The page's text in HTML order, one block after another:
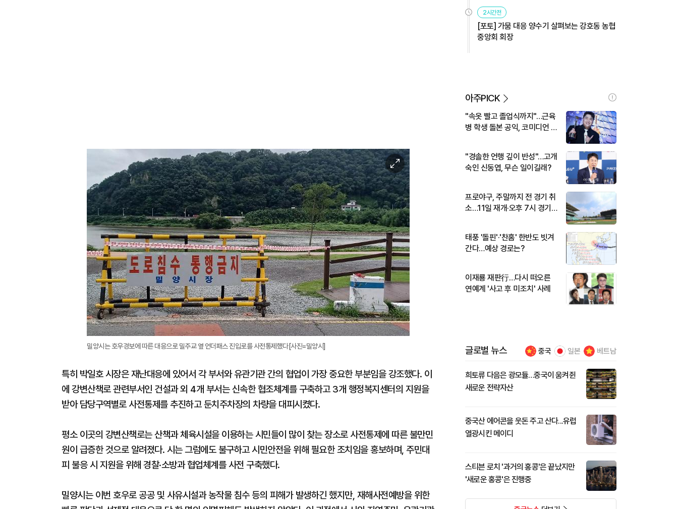
이
미
지
확
대
밀양시는 호우경보에 따른 대응으로 밀주교 옆 언더패스 진입로를 사전통제했다[사진=밀양시]
특히 박일호 시장은 재난대응에 있어서 각 부서와 유관기관 간의 협업이 가장 중요한 부분임을 강조했다. 이
에 강변산책로 관련부서인 건설과 외 4개 부서는 신속한 협조체계를 구축하고 3개 행정복지센터의 지원을
받아 담당구역별로 사전통제를 추진하고 둔치주차장의 차량을 대피시켰다.
평소 이곳의 강변산책로는 산책과 체육시설을 이용하는 시민들이 많이 찾는 장소로 사전통제에 따른 불만민
원이 급증한 것으로 알려졌다. 시는 그럼에도 불구하고 시민안전을 위해 필요한 조치임을 홍보하며, 주민대
피 불응 시 지원을 위해 경찰·소방과 협업체계를 사전 구축했다.
밀양시는 이번 호우로 공공 및 사유시설과 농작물 침수 등의 피해가 발생하긴 했지만, 재해사전예방을 위한
2시간전
[포토] 가뭄 대응 양수기 살펴보는 강호동 농협
중앙회 회장
아주PICK
"속옷 빨고 졸업식까지"…근육
병 학생 돌본 공익, 코미디언 김
"경솔한 언행 깊이 반성"…고개
숙인 신동엽, 무슨 일이길래?
프로야구, 주말까지 전 경기 취
소…11일 재개·오후 7시 경기
태풍 '돌핀'·'찬홈' 한반도 빗겨
간다…예상 경로는?
이재룡 재판行…다시 떠오른
연예계 '사고 후 미조치' 사례
글로벌 뉴스 중국 일본 베트남
희토류 다음은 광모듈…중국이 움켜쥔
새로운 전략자산
중국산 에어콘을 웃돈 주고 산다...유럽
열광시킨 메이디
스티븐 로치 '과거의 홍콩'은 끝났지만
'새로운 홍콩'은 진행중